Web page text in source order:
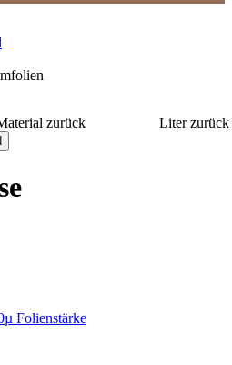
zurück
Literzurück
Folienstärke